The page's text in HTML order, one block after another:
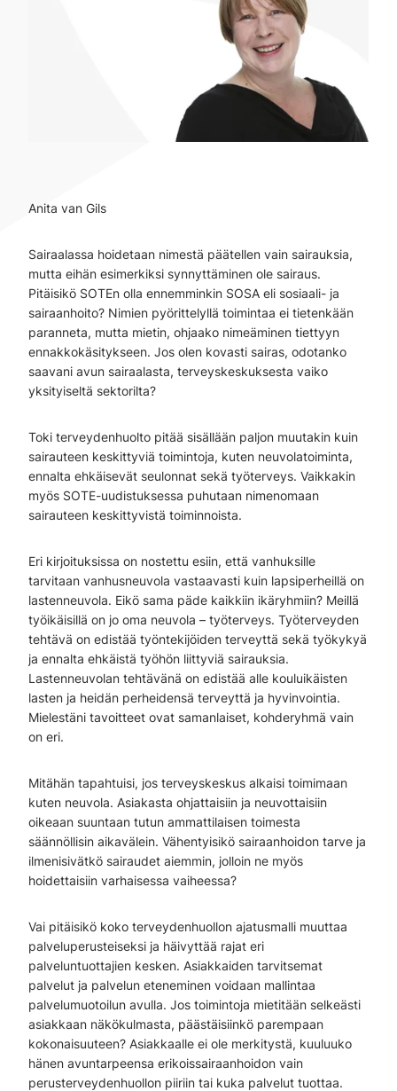
Anita van Gils
Sairaalassa hoidetaan nimestä päätellen vain sairauksia,
mutta eihän esimerkiksi synnyttäminen ole sairaus.
Pitäisikö SOTEn olla ennemminkin SOSA eli sosiaali- ja
sairaanhoito? Nimien pyörittelyllä toimintaa ei tietenkään
paranneta, mutta mietin, ohjaako nimeäminen tiettyyn
ennakkokäsitykseen. Jos olen kovasti sairas, odotanko
saavani avun sairaalasta, terveyskeskuksesta vaiko
yksityiseltä sektorilta?
Toki terveydenhuolto pitää sisällään paljon muutakin kuin
sairauteen keskittyviä toimintoja, kuten neuvolatoiminta,
ennalta ehkäisevät seulonnat sekä työterveys. Vaikkakin
myös SOTE-uudistuksessa puhutaan nimenomaan
sairauteen keskittyvistä toiminnoista.
Eri kirjoituksissa on nostettu esiin, että vanhuksille
tarvitaan vanhusneuvola vastaavasti kuin lapsiperheillä on
lastenneuvola. Eikö sama päde kaikkiin ikäryhmiin? Meillä
työikäisillä on jo oma neuvola – työterveys. Työterveyden
tehtävä on edistää työntekijöiden terveyttä sekä työkykyä
ja ennalta ehkäistä työhön liittyviä sairauksia.
Lastenneuvolan tehtävänä on edistää alle kouluikäisten
lasten ja heidän perheidensä terveyttä ja hyvinvointia.
Mielestäni tavoitteet ovat samanlaiset, kohderyhmä vain
on eri.
Mitähän tapahtuisi, jos terveyskeskus alkaisi toimimaan
kuten neuvola. Asiakasta ohjattaisiin ja neuvottaisiin
oikeaan suuntaan tutun ammattilaisen toimesta
säännöllisin aikavälein. Vähentyisikö sairaanhoidon tarve ja
ilmenisivätkö sairaudet aiemmin, jolloin ne myös
hoidettaisiin varhaisessa vaiheessa?
Vai pitäisikö koko terveydenhuollon ajatusmalli muuttaa
palveluperusteiseksi ja häivyttää rajat eri
palveluntuottajien kesken. Asiakkaiden tarvitsemat
palvelut ja palvelun eteneminen voidaan mallintaa
palvelumuotoilun avulla. Jos toimintoja mietitään selkeästi
asiakkaan näkökulmasta, päästäisiinkö parempaan
kokonaisuuteen? Asiakkaalle ei ole merkitystä, kuuluuko
hänen avuntarpeensa erikoissairaanhoidon vain
perusterveydenhuollon piiriin tai kuka palvelut tuottaa.